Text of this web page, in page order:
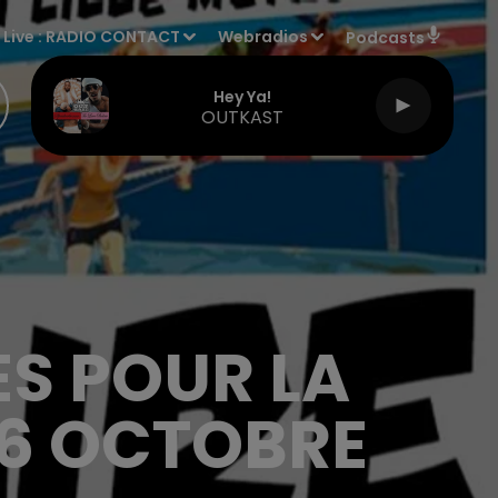
Live :RADIO CONTACT Webradios Podcasts
Hey Ya!
OUTKAST
POUR LA
OCTOBRE